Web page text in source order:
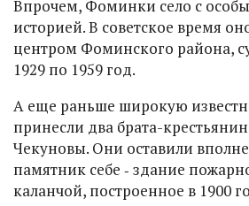
Впрочем, Фоминки село с
историей. В советское время
центром Фоминского района,
1929 по 1959 год.
А еще раньше широкую
принесли два брата-
Чекуновы. Они оставили
памятник себе ‑ здание
каланчой, построенное в 1900